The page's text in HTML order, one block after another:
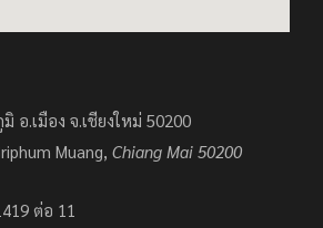
อ.เมือง จ.เชียงใหม่ 50200
Muang, Chiang Mai 50200
ต่อ 11